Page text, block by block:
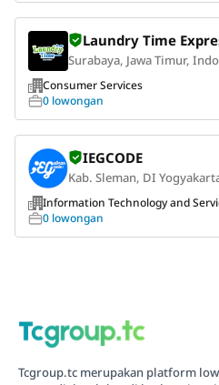
Laundry Time
Surabaya, Jawa Timur,
Consumer Services
0 lowongan
IEGCODE
Kab. Sleman, DI
Information Technology and
0 lowongan
Tcgroup.tc merupakan platform